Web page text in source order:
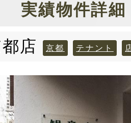
実績物件詳細
店
京都 テナント